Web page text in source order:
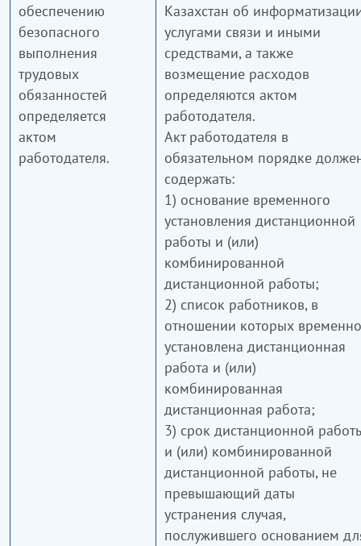
обеспечению
безопасного
выполнения
трудовых
обязанностей
определяется
актом
работодателя.
Казахстан об
услугами связи и иными
средствами, а также
возмещение расходов
определяются актом
работодателя.
Акт работодателя в
обязательном порядке
содержать:
1) основание временного
установления дистанционной
работы и (или)
комбинированной
дистанционной работы;
2) список работников, в
отношении которых временно
установлена дистанционная
работа и (или)
комбинированная
дистанционная работа;
3) срок дистанционной
и (или) комбинированной
дистанционной работы, не
превышающий даты
устранения случая,
послужившего основанием